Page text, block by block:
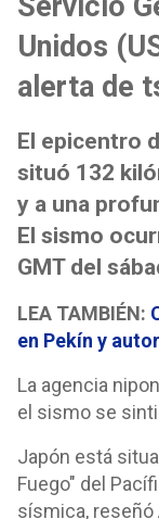
Unidos
alerta de
El epicentro
situó 132
y a una
El sismo
GMT del
LEA TAMBIÉN:
en Pekín y
La agencia
el sismo se
Japón está
Fuego" del
sísmica, reseñó